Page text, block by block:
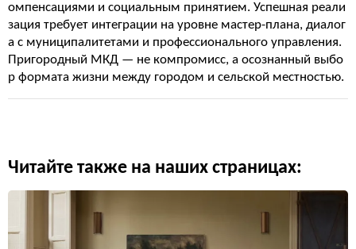
омпенсациями и социальным принятием. Успешная реали
зация требует интеграции на уровне мастер-плана, диалог
а с муниципалитетами и профессионального управления.
Пригородный МКД — не компромисс, а осознанный выбо
р формата жизни между городом и сельской местностью.
Читайте также на наших страницах: